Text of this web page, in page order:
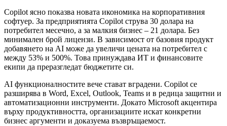
Copilot ясно показва новата икономика на корпоративния
софтуер. За предприятията Copilot струва 30 долара на
потребител месечно, а за малкия бизнес – 21 долара. Без
минимален брой лицензи. В зависимост от базовия продукт
добавянето на AI може да увеличи цената на потребител с
между 53% и 500%. Това принуждава ИТ и финансовите
екипи да преразгледат бюджетите си.
AI функционалностите вече стават вградени. Copilot се
разширява в Word, Excel, Outlook, Teams и в редица защитни и
автоматизационни инструменти. Докато Microsoft акцентира
върху продуктивността, организациите искат конкретни
бизнес аргументи и доказуема възвръщаемост.